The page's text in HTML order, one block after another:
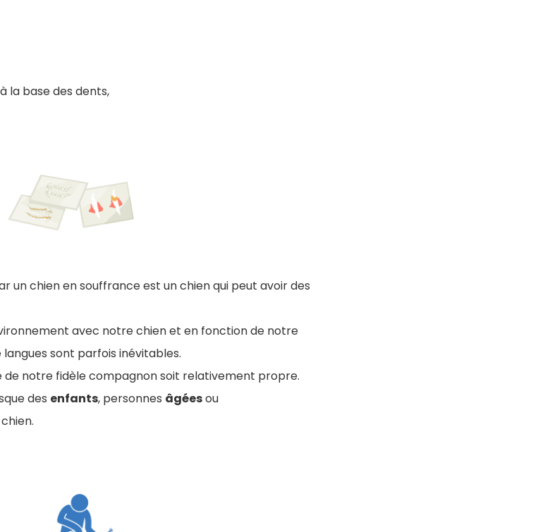
la base des dents,
un chien en souffrance est un chien qui peut avoir des
avec notre chien et en fonction de notre
sont parfois inévitables.
notre fidèle compagnon soit relativement propre.
des enfants, personnes âgéesou